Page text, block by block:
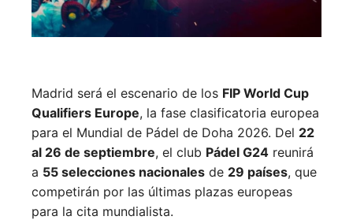
Madrid será el escenario de los FIP World Cup
Qualifiers Europe, la fase clasificatoria europea
para el Mundial de Pádel de Doha 2026. Del 22
al 26 de septiembre, el club Pádel G24 reunirá
a 55 selecciones nacionales de 29 países, que
competirán por las últimas plazas europeas
para la cita mundialista.